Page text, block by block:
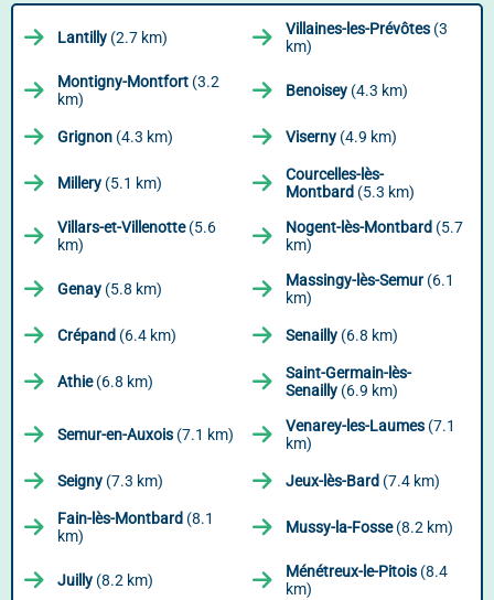
Lantilly (2.7 km) Villaines-les-Prévôtes (3
km)
Montigny-Montfort (3.2
km)
Benoisey (4.3 km)
Grignon (4.3 km) Viserny (4.9 km)
Millery (5.1 km)
Courcelles-lès-
Montbard (5.3 km)
Villars-et-Villenotte(5.6
km)
Nogent-lès-Montbard (5.7
km)
Genay (5.8 km) Massingy-lès-Semur(6.1
km)
Crépand (6.4 km) Senailly (6.8 km)
Athie(6.8 km)
Saint-Germain-lès-
Senailly (6.9 km)
Semur-en-Auxois (7.1 km) Venarey-les-Laumes (7.1
km)
Seigny (7.3 km) Jeux-lès-Bard (7.4 km)
Fain-lès-Montbard (8.1
km)
Mussy-la-Fosse(8.2 km)
Juilly (8.2 km) Ménétreux-le-Pitois (8.4
km)